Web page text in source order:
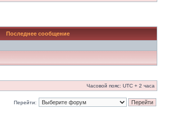
Последнее сообщение
Часовой пояс: UTC + 2 часа
Перейти: